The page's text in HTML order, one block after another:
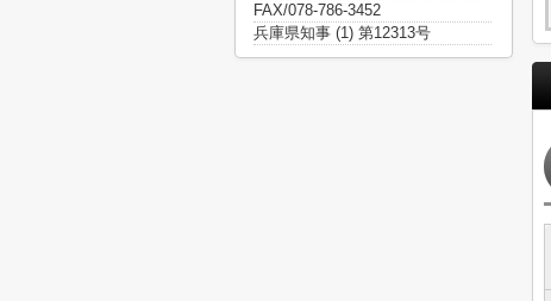
FAX/078-786-3452
兵庫県知事 (1) 第12313号